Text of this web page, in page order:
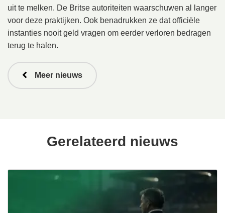
uit te melken. De Britse autoriteiten waarschuwen al langer
voor deze praktijken. Ook benadrukken ze dat officiële
instanties nooit geld vragen om eerder verloren bedragen
terug te halen.
Meer nieuws
Gerelateerd nieuws